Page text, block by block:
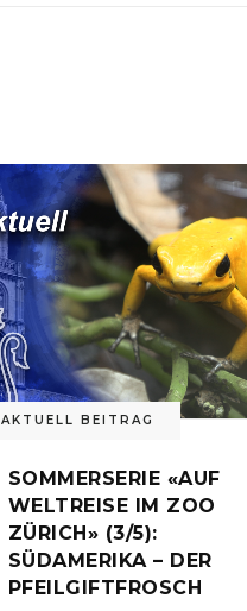
AKTUELL BEITRAG
SOMMERSERIE «AUF
WELTREISE IM ZOO
ZÜRICH» (3/5):
SÜDAMERIKA – DER
PFEILGIFTFROSCH